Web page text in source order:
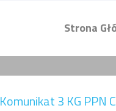
Strona
Komunikat 3 KG PPN